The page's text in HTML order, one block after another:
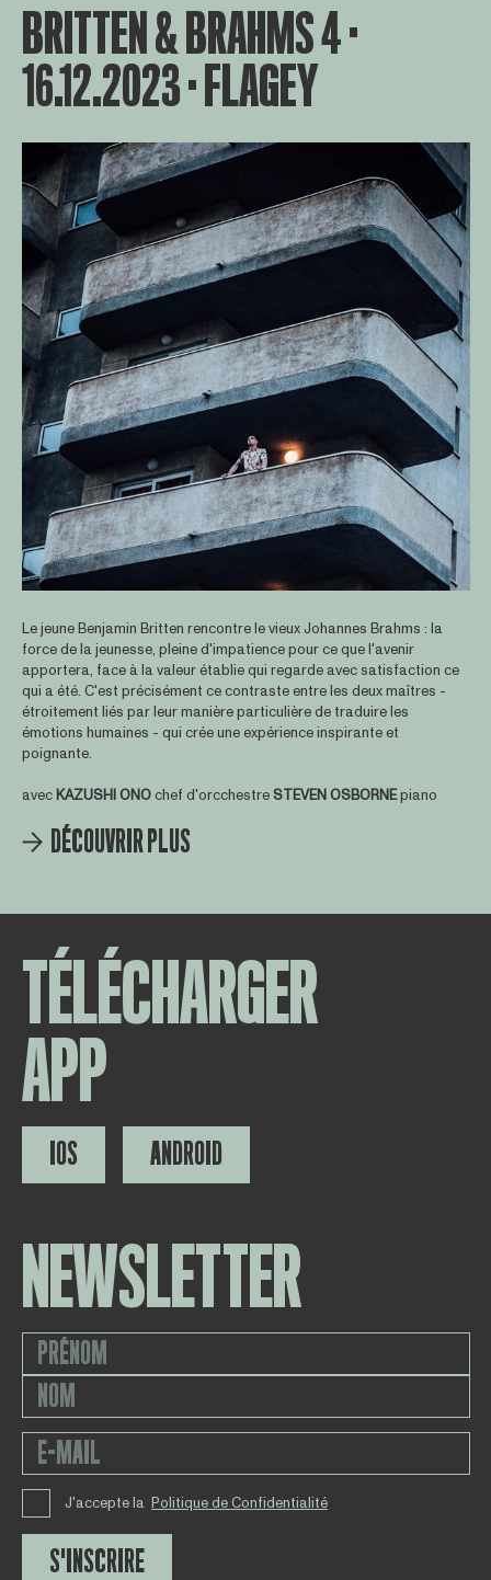
BRITTEN & BRAHMS 4 ·
16.12.2023 · FLAGEY
Le jeune Benjamin Britten rencontre le vieux Johannes Brahms : la
force de la jeunesse, pleine d'impatience pour ce que l'avenir
apportera, face à la valeur établie qui regarde avec satisfaction ce
qui a été. C'est précisément ce contraste entre les deux maîtres -
étroitement liés par leur manière particulière de traduire les
émotions humaines - qui crée une expérience inspirante et
poignante.
avecKAZUSHI ONOchef d'orcchestreSTEVEN OSBORNEpiano
DÉCOUVRIR PLUS
TÉLÉCHARGER
APP
IOS ANDROID
NEWSLETTER
J'accepte la Politique de Confidentialité
S'INSCRIRE